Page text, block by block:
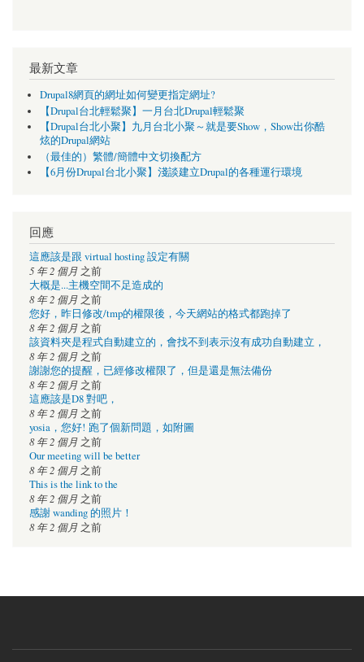
最新文章
Drupal8網頁的網址如何變更指定網址?
【Drupal台北輕鬆聚】一月台北Drupal輕鬆聚
【Drupal台北小聚】九月台北小聚～就是要Show，Show出你酷
炫的Drupal網站
（最佳的）繁體/簡體中文切換配方
【6月份Drupal台北小聚】淺談建立Drupal的各種運行環境
回應
這應該是跟 virtual hosting 設定有關
5 年 2 個月 之前
大概是...主機空間不足造成的
8 年 2 個月 之前
您好，昨日修改/tmp的權限後，今天網站的格式都跑掉了
8 年 2 個月 之前
該資料夾是程式自動建立的，會找不到表示沒有成功自動建立，
8 年 2 個月 之前
謝謝您的提醒，已經修改權限了，但是還是無法備份
8 年 2 個月 之前
這應該是D8 對吧，
8 年 2 個月 之前
yosia，您好! 跑了個新問題，如附圖
8 年 2 個月 之前
Our meeting will be better
8 年 2 個月 之前
This is the link to the
8 年 2 個月 之前
感謝 wanding 的照片！
8 年 2 個月 之前